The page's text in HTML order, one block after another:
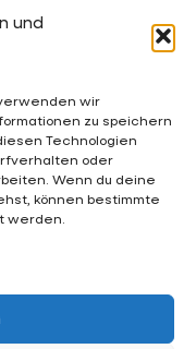
und
wir
zu speichern
Technologien
oder
Wenn du deine
können bestimmte
werden.
Sie
0
Fragen